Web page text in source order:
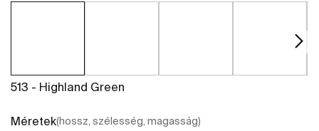
513 - Highland Green
Méretek(hossz, szélesség, magasság)